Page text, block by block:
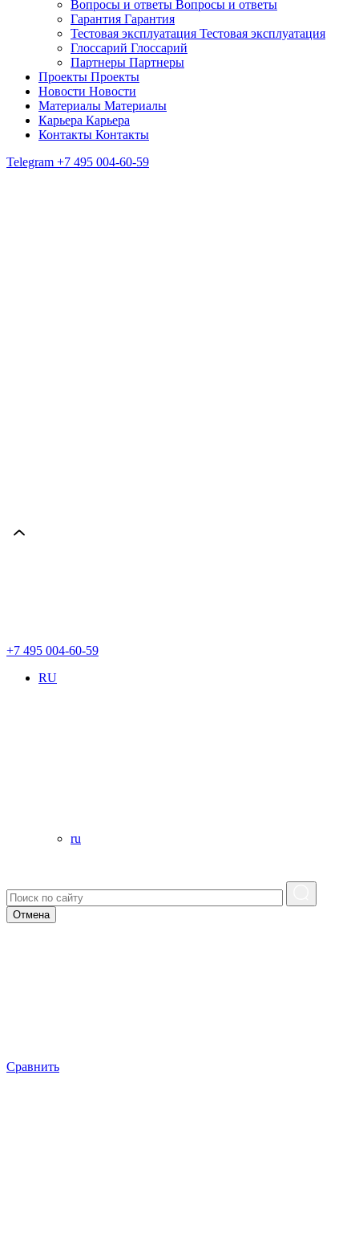
Вопросы и ответы Вопросы и ответы
Гарантия Гарантия
Тестовая эксплуатация Тестовая эксплуатация
Глоссарий Глоссарий
Партнеры Партнеры
Проекты Проекты
Новости Новости
Материалы Материалы
Карьера Карьера
Контакты Контакты
Telegram +7 495 004-60-59
+7 495 004-60-59
RU
ru
Отмена
Сравнить